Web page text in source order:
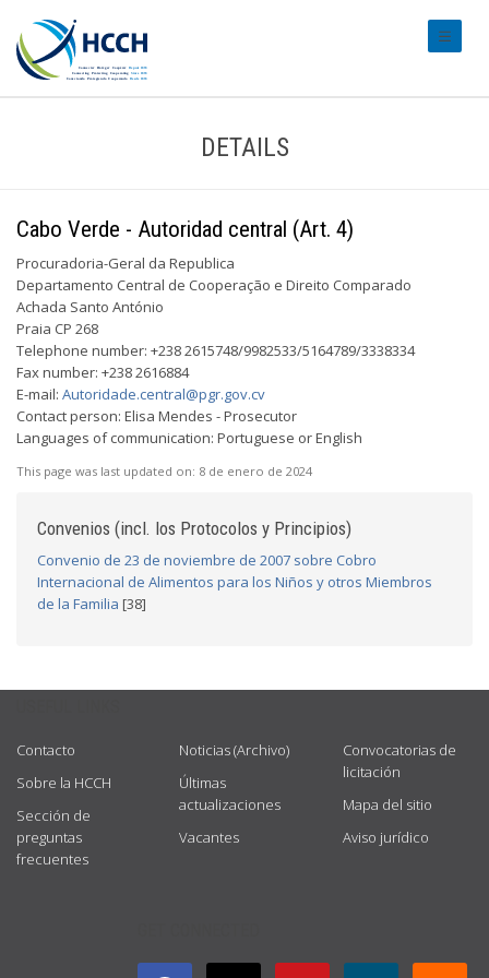
DETAILS
Cabo Verde - Autoridad central (Art. 4)
Procuradoria-Geral da Republica
Departamento Central de Cooperação e Direito Comparado
Achada Santo António
Praia CP 268
Telephone number: +238 2615748/9982533/5164789/3338334
Fax number: +238 2616884
E-mail: Autoridade.central@pgr.gov.cv
Contact person: Elisa Mendes - Prosecutor
Languages of communication: Portuguese or English
This page was last updated on: 8 de enero de 2024
Convenios (incl. los Protocolos y Principios)
Convenio de 23 de noviembre de 2007 sobre Cobro
Internacional de Alimentos para los Niños y otros Miembros
de la Familia [38]
Contacto
Sobre la HCCH
Sección de
preguntas
frecuentes
Noticias (Archivo)
Últimas
actualizaciones
Vacantes
Convocatorias de
licitación
Mapa del sitio
Aviso jurídico